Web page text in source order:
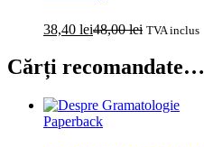
38,40 lei48,00lei TVA inclus
Cărți recomandate…
Paperback